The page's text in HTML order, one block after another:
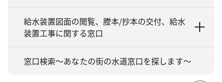
給水装置図面の閲覧、謄本/抄本の交付、給水
装置工事に関する窓口
窓口検索～あなたの街の水道窓口を探します～